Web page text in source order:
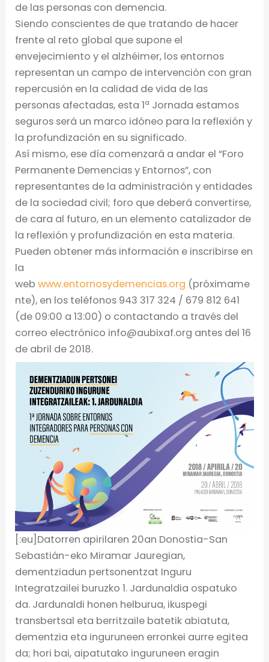
de las personas con demencia.
Siendo conscientes de que tratando de hacer
frente al reto global que supone el
envejecimiento y el alzhéimer, los entornos
representan un campo de intervención con gran
repercusión en la calidad de vida de las
personas afectadas, esta 1ª Jornada estamos
seguros será un marco idóneo para la reflexión y
la profundización en su significado.
Así mismo, ese día comenzará a andar el “Foro
Permanente Demencias y Entornos”, con
representantes de la administración y entidades
de la sociedad civil; foro que deberá convertirse,
de cara al futuro, en un elemento catalizador de
la reflexión y profundización en esta materia.
Pueden obtener más información e inscribirse en
la
webwww.entornosydemencias.org (próximame
nte), en los teléfonos 943 317 324 / 679 812 641
(de 09:00 a 13:00) o contactando a través del
correo electrónico info@aubixaf.org antes del 16
de abril de 2018.
[:eu]Datorren apirilaren 20an Donostia-San
Sebastián-eko Miramar Jauregian,
dementziadun pertsonentzat Inguru
Integratzailei buruzko 1. Jardunaldia ospatuko
da. Jardunaldi honen helburua, ikuspegi
transbertsal eta berritzaile batetik abiatuta,
dementzia eta inguruneen erronkei aurre egitea
da; hori bai, aipatutako inguruneen eragin